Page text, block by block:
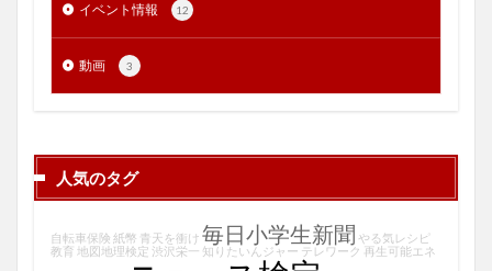
イベント情報 12
動画 3
人気のタグ
自転車保険 紙幣 青天を衝け 毎日小学生新聞 やる気レシピ
教育 地図地理検定 渋沢栄一 知りたいんジャー テレワーク 再生可能エネ